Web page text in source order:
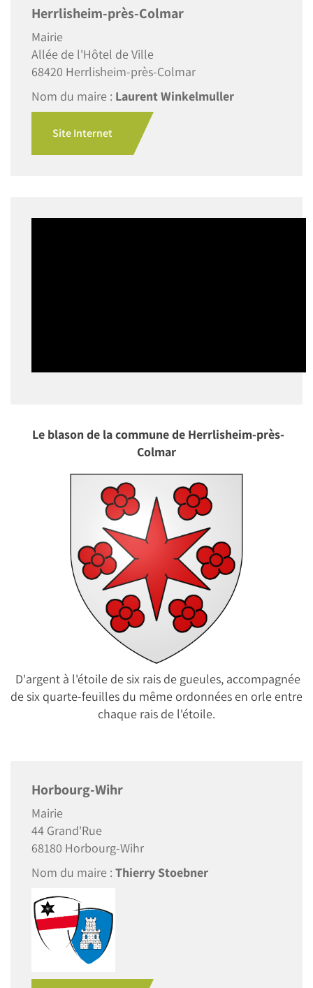
Herrlisheim-près-Colmar
Mairie
Allée de l'Hôtel de Ville
68420 Herrlisheim-près-Colmar
Nom du maire : Laurent Winkelmuller
Site Internet
Le blason de la commune de Herrlisheim-près-
Colmar
D'argent à l'étoile de six rais de gueules, accompagnée
de six quarte-feuilles du même ordonnées en orle entre
chaque rais de l'étoile.
Horbourg-Wihr
Mairie
44 Grand'Rue
68180 Horbourg-Wihr
Nom du maire : Thierry Stoebner